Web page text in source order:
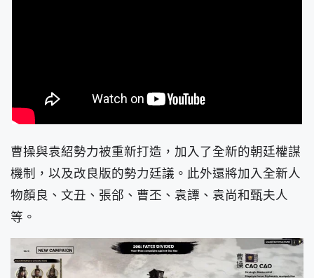
曹操與袁紹勢力被重新打造，加入了全新的朝廷權謀
機制，以及改良版的勢力廷議。此外還將加入全新人
物顏良、文丑、張郃、曹丕、袁譚、袁尚和甄夫人
等。